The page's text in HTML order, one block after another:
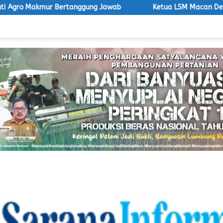
Jawab Ketua LSM Macan Desak Satpol PP